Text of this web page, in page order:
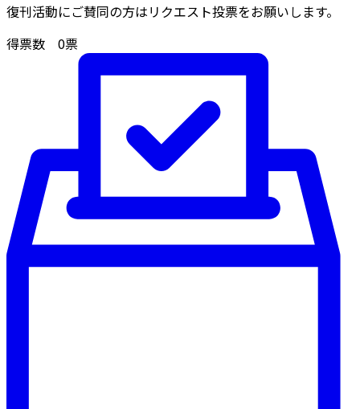
復刊活動にご賛同の方はリクエスト投票をお願いします。
得票数 0票